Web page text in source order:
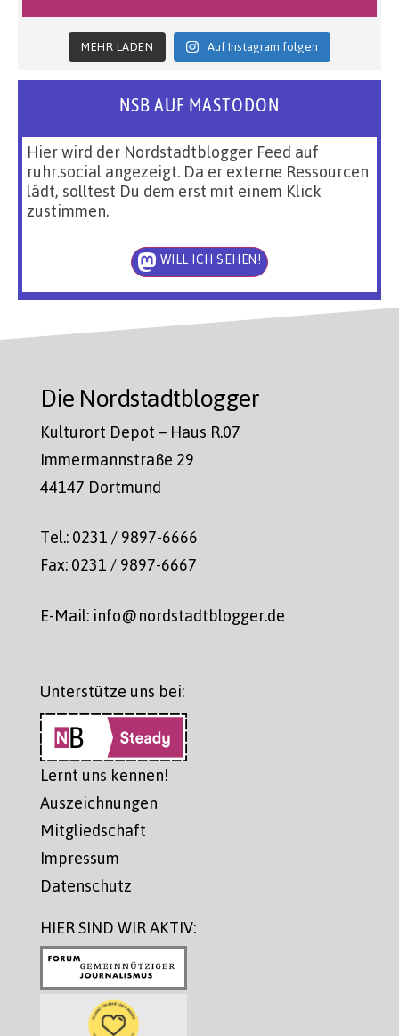
MEHR LADEN Auf Instagram folgen
NSB AUF MASTODON
Hier wird der Nordstadtblogger Feed auf
ruhr.social angezeigt. Da er externe Ressourcen
lädt, solltest Du dem erst mit einem Klick
zustimmen.
WILL ICH SEHEN!
Die Nordstadtblogger
Kulturort Depot – Haus R.07
Immermannstraße 29
44147 Dortmund
Tel.: 0231 / 9897-6666
Fax: 0231 / 9897-6667
E-Mail: info@nordstadtblogger.de
Unterstütze uns bei:
Lernt uns kennen!
Auszeichnungen
Mitgliedschaft
Impressum
Datenschutz
HIER SIND WIR AKTIV: